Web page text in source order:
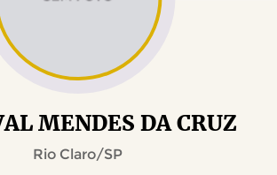
MENDES DA CRUZ
Rio Claro/SP